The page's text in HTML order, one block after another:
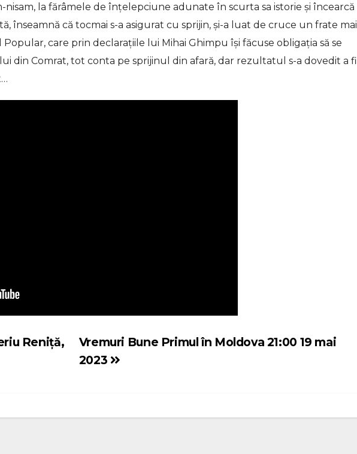
la fărâmele de înțelepciune adunate în scurta sa istorie și încearcă
înseamnă că tocmai s-a asigurat cu sprijin, și-a luat de cruce un frate mai
care prin declarațiile lui Mihai Ghimpu își făcuse obligația să se
din Comrat, tot conta pe sprijinul din afară, dar rezultatul s-a dovedit a fi
Vremuri Bune Primul în Moldova 21:00 19 mai
2023
Reniță,